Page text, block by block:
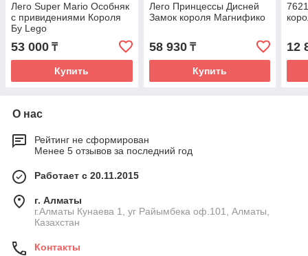
Лего Super Mario Особняк
с привидениями Короля
Бу Lego
53 000 ₸
Купить
Лего Принцессы Дисней
Замок короля Магнифико
58 930₸
Купить
12
О нас
Рейтинг не сформирован
Менее 5 отзывов за последний год
Работает с 20.11.2015
г. Алматы
г.Алматы Кунаева 1, уг Райымбека оф.101, Алматы,
Казахстан
Контакты